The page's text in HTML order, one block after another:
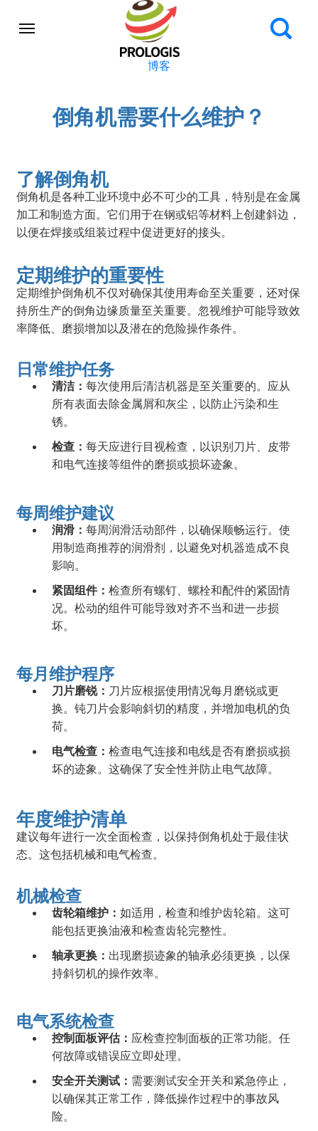
博客
倒角机需要什么维护？
了解倒角机
倒角机是各种工业环境中必不可少的工具，特别是在金属
加工和制造方面。它们用于在钢或铝等材料上创建斜边，
以便在焊接或组装过程中促进更好的接头。
定期维护的重要性
定期维护倒角机不仅对确保其使用寿命至关重要，还对保
持所生产的倒角边缘质量至关重要。忽视维护可能导致效
率降低、磨损增加以及潜在的危险操作条件。
日常维护任务
清洁：每次使用后清洁机器是至关重要的。应从
所有表面去除金属屑和灰尘，以防止污染和生
锈。
检查：每天应进行目视检查，以识别刀片、皮带
和电气连接等组件的磨损或损坏迹象。
每周维护建议
润滑：每周润滑活动部件，以确保顺畅运行。使
用制造商推荐的润滑剂，以避免对机器造成不良
影响。
紧固组件：检查所有螺钉、螺栓和配件的紧固情
况。松动的组件可能导致对齐不当和进一步损
坏。
每月维护程序
刀片磨锐： 刀片应根据使用情况每月磨锐或更
换。钝刀片会影响斜切的精度，并增加电机的负
荷。
电气检查：检查电气连接和电线是否有磨损或损
坏的迹象。这确保了安全性并防止电气故障。
年度维护清单
建议每年进行一次全面检查，以保持倒角机处于最佳状
态。这包括机械和电气检查。
机械检查
齿轮箱维护：如适用，检查和维护齿轮箱。这可
能包括更换油液和检查齿轮完整性。
轴承更换： 出现磨损迹象的轴承必须更换，以保
持斜切机的操作效率。
电气系统检查
控制面板评估： 应检查控制面板的正常功能。任
何故障或错误应立即处理。
安全开关测试： 需要测试安全开关和紧急停止，
以确保其正常工作，降低操作过程中的事故风
险。